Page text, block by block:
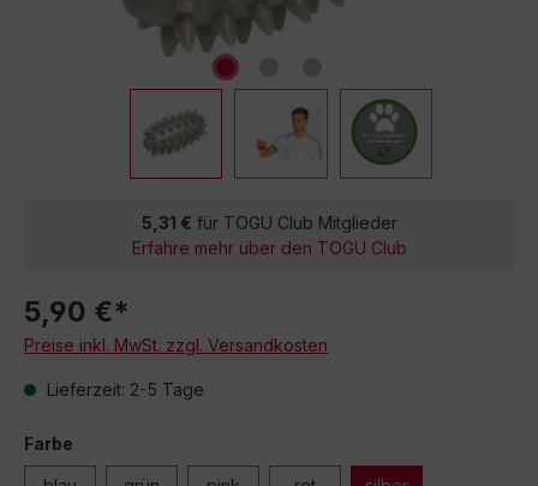
5,31 € für TOGU Club Mitglieder
Erfahre mehr über den TOGU Club
5,90 €*
Preise inkl. MwSt. zzgl. Versandkosten
Lieferzeit: 2-5 Tage
Farbe